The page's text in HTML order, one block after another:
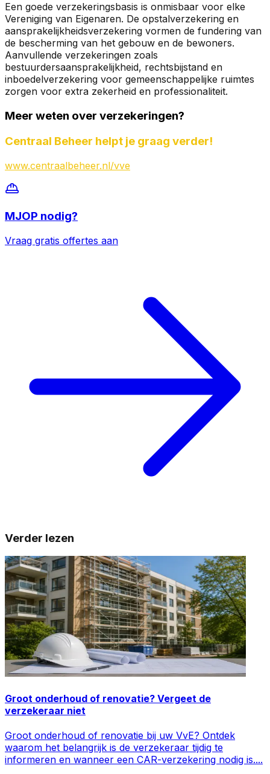
Een goede verzekeringsbasis is onmisbaar voor elke
Vereniging van Eigenaren. De opstalverzekering en
aansprakelijkheidsverzekering vormen de fundering van
de bescherming van het gebouw en de bewoners.
Aanvullende verzekeringen zoals
bestuurdersaansprakelijkheid, rechtsbijstand en
inboedelverzekering voor gemeenschappelijke ruimtes
zorgen voor extra zekerheid en professionaliteit.
Meer weten over verzekeringen?
Centraal Beheer helpt je graag verder!
www.centraalbeheer.nl/vve
MJOP nodig?
Vraag gratis offertes aan
Verder lezen
Groot onderhoud of renovatie? Vergeet de
verzekeraar niet
Groot onderhoud of renovatie bij uw VvE? Ontdek
waarom het belangrijk is de verzekeraar tijdig te
informeren en wanneer een CAR-verzekering nodig is....